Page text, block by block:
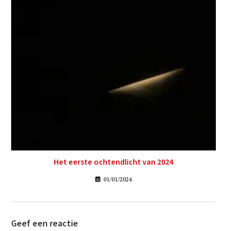
Het eerste ochtendlicht van 2024
01/01/2024
Geef een reactie